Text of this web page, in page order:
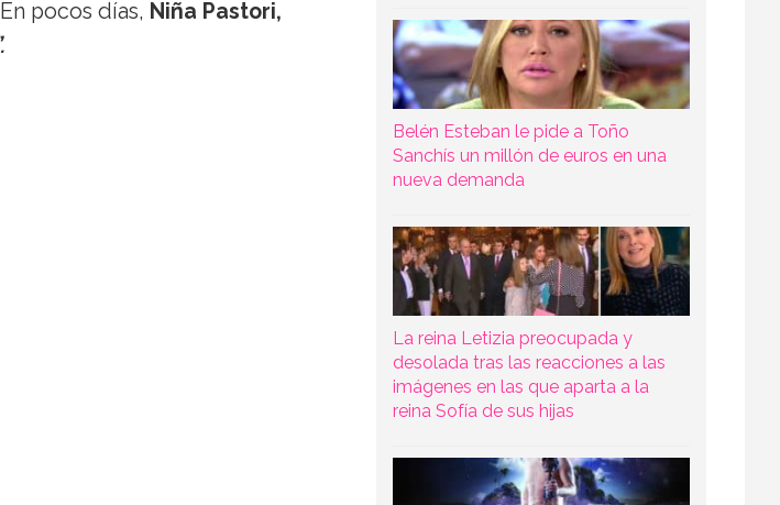
pocos días, Niña Pastori,
Belén Esteban le pide a Toño
Sanchís un millón de euros en una
nueva demanda
La reina Letizia preocupada y
desolada tras las reacciones a las
imágenes en las que aparta a la
reina Sofía de sus hijas